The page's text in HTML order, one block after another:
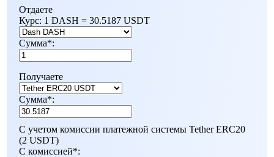
Отдаете
Курс: 1 DASH = 30.5187 USDT
Сумма*:
Получаете
Сумма*:
С учетом комиссии платежной системы Tether ERC20
(2 USDT)
С комиссией*: